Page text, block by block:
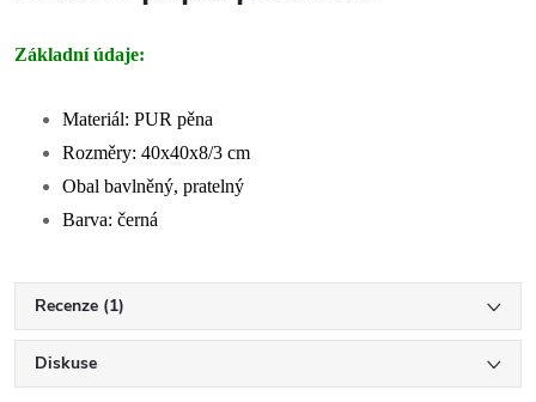
Základní údaje:
Materiál: PUR pěna
Rozměry: 40x40x8/3 cm
Obal bavlněný, pratelný
Barva: černá
Recenze (1)
Diskuse